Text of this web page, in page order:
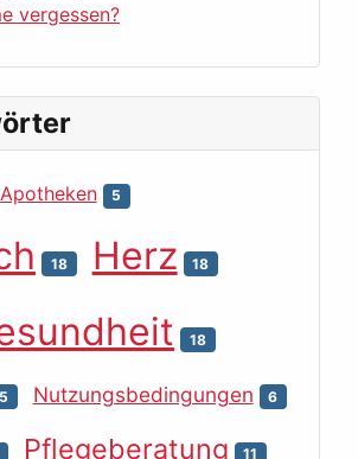
vergessen?
Apotheken 5
18 Herz 18
18
5 Nutzungsbedingungen 6
Pflegeberatung 11